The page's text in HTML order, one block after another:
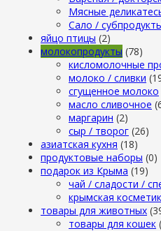
Мясные
Сало /
яйцо птицы (2)
молокопродукты (78)
кисломолочные
молоко / сливки
сгущенное молоко
масло сливочное
маргарин (2)
сыр / творог (26)
азиатская кухня (18)
продуктовые наборы (0)
подарок из Крыма (19)
чай / сладости /
крымская
товары для животных
товары для кошек